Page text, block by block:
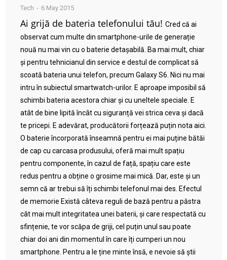
Tech 6 May 2015
Ai grijă de bateria telefonului tău! Cred că ai
observat cum multe din smartphone-urile de generație
nouă nu mai vin cu o baterie detașabilă. Ba mai mult, chiar
și pentru tehnicianul din service e destul de complicat să
scoată bateria unui telefon, precum Galaxy S6. Nici nu mai
intru în subiectul smartwatch-urilor. E aproape imposibil să
schimbi bateria acestora chiar și cu uneltele speciale. E
atât de bine lipită încât cu siguranță vei strica ceva și dacă
te pricepi. E adevărat, producătorii forțează puțin nota aici.
O baterie încorporată înseamnă pentru ei mai puține bătăi
de cap cu carcasa produsului, oferă mai mult spațiu
pentru componente, în cazul de față, spațiu care este
redus pentru a obține o grosime mai mică. Dar, este și un
semn că ar trebui să îți schimbi telefonul mai des. Efectul
de memorie Există câteva reguli de bază pentru a păstra
cât mai mult integritatea unei baterii, și care respectată cu
sfințenie, te vor scăpa de griji, cel puțin unul sau poate
chiar doi ani din momentul în care îți cumperi un nou
smartphone. Pentru a le ține minte însă, e nevoie să știi